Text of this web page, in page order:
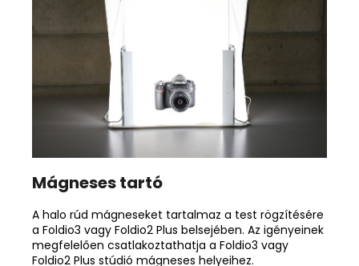
Mágneses tartó
A halo rúd mágneseket tartalmaz a test rögzítésére
a Foldio3 vagy Foldio2 Plus belsejében. Az igényeinek
megfelelően csatlakoztathatja a Foldio3 vagy
Foldio2 Plus stúdió mágneses helyeihez.